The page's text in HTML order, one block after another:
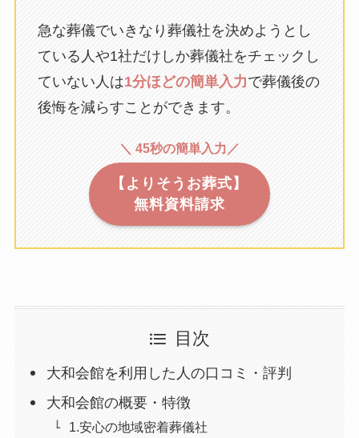
急な葬儀でいきなり葬儀社を決めようとし
ている人や1社だけしか葬儀社をチェックし
ていない人は1分ほどの簡単入力で葬儀後の
後悔を減らすことができます。
＼ 45秒の簡単入力／
【よりそうお葬式】
無料資料請求
目次
大和会館を利用した人の口コミ・評判
大和会館の概要・特徴
1.安心の地域密着葬儀社